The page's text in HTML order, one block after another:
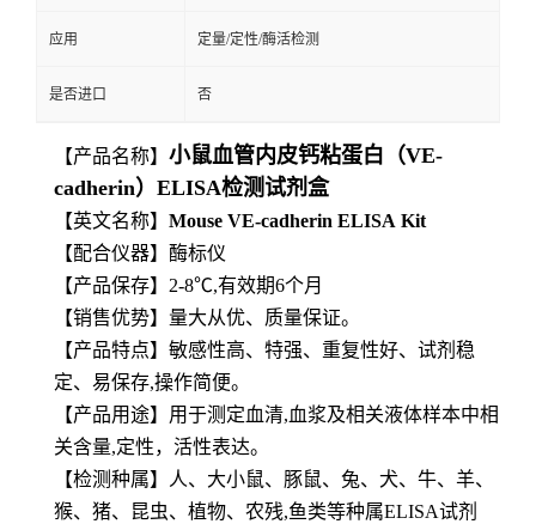
应用 定量/定性/酶活检测
是否进口 否
【产品名称】 小鼠血管内皮钙粘蛋白（VE-
cadherin）ELISA检测试剂盒
【英文名称】 Mouse VE-cadherin ELISA Kit
【配合仪器】酶标仪
【产品保存】2-8℃,有效期6个月
【销售优势】量大从优、质量保证。
【产品特点】敏感性高、特强、重复性好、试剂稳
定、易保存,操作简便。
【产品用途】用于测定血清,血浆及相关液体样本中相
关含量,定性，活性表达。
【检测种属】人、大小鼠、豚鼠、兔、犬、牛、羊、
猴、猪、昆虫、植物、农残,鱼类等种属ELISA试剂